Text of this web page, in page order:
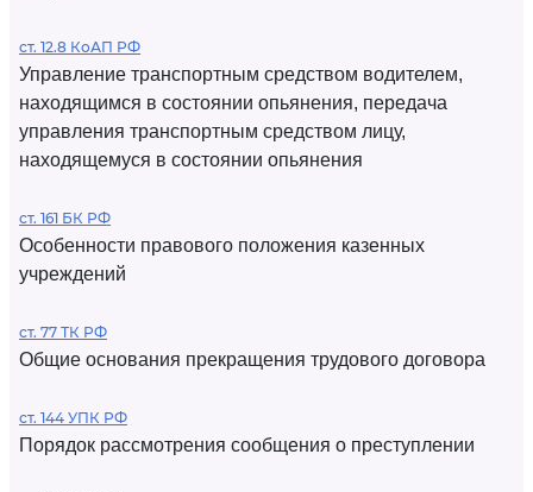
ст. 12.8 КоАП РФ
Управление транспортным средством водителем,
находящимся в состоянии опьянения, передача
управления транспортным средством лицу,
находящемуся в состоянии опьянения
ст. 161 БК РФ
Особенности правового положения казенных
учреждений
ст. 77 ТК РФ
Общие основания прекращения трудового договора
ст. 144 УПК РФ
Порядок рассмотрения сообщения о преступлении